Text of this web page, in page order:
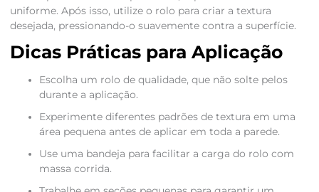
uniforme. Após isso, utilize o rolo para criar a textura
desejada, pressionando-o suavemente contra a superfície.
Dicas Práticas para Aplicação
Escolha um rolo de qualidade, que não solte pelos
durante a aplicação.
Experimente diferentes padrões de textura em uma
área pequena antes de aplicar em toda a parede.
Use uma bandeja para facilitar a carga do rolo com
massa corrida.